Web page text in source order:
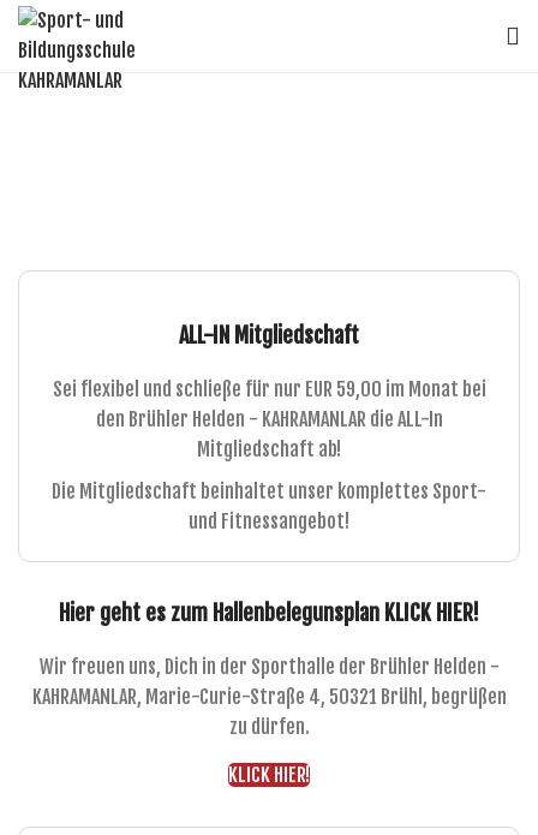
ALL-IN Mitgliedschaft
Sei flexibel und schließe für nur EUR 59,00 im Monat bei
den Brühler Helden - KAHRAMANLAR die ALL-In
Mitgliedschaft ab!
Die Mitgliedschaft beinhaltet unser komplettes Sport-
und Fitnessangebot!
Hier geht es zum Hallenbelegunsplan KLICK HIER!
Wir freuen uns, Dich in der Sporthalle der Brühler Helden -
KAHRAMANLAR, Marie-Curie-Straße 4, 50321 Brühl, begrüßen
zu dürfen.
KLICK HIER!